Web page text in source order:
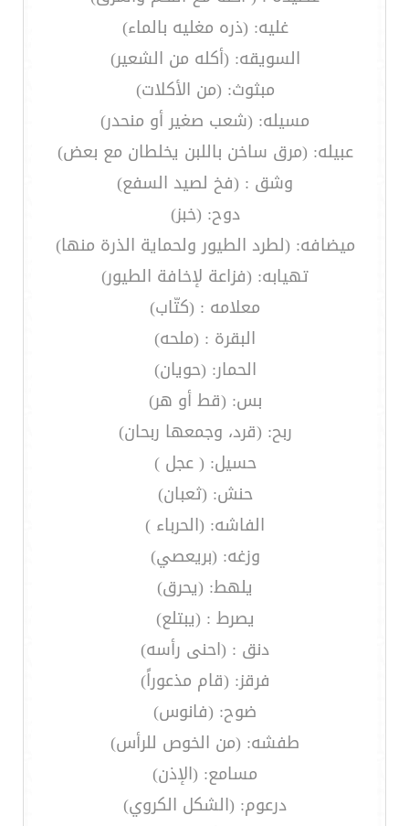
غليه: (ذره مغليه بالماء)
السويقه: (أكله من الشعير)
مبثوث: (من الأكلات)
مسيله: (شعب صغير أو منحدر)
عبيله: (مرق ساخن باللبن يخلطان مع بعض)
وشق : (فخ لصيد السفع)
دوح: (خبز)
ميضافه: (لطرد الطيور ولحماية الذرة منها)
تهيابه: (فزاعة لإخافة الطيور)
معلامه : (كتّاب)
البقرة : (ملحه)
الحمار: (حويان)
بس: (قط أو هر)
ربح: (قرد، وجمعها ربحان)
حسيل: ( عجل )
حنش: (ثعبان)
الفاشه: (الحرباء )
وزغه: (بريعصي)
يلهط: (يحرق)
يصرط : (يبتلع)
دنق : (احنى رأسه)
فرقز: (قام مذعوراً)
ضوح: (فانوس)
طفشه: (من الخوص للرأس)
مسامع: (الإذن)
درعوم: (الشكل الكروي)